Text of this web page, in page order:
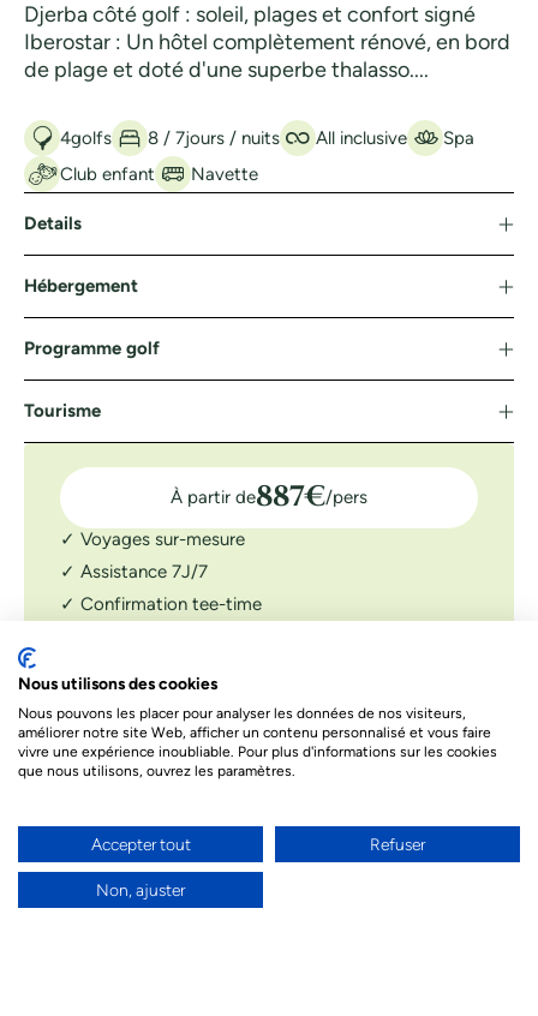
Djerba côté golf : soleil, plages et confort signé
Iberostar : Un hôtel complètement rénové, en bord
de plage et doté d'une superbe thalasso....
4golfs 8 / 7jours / nuits All inclusive
Spa
Club enfant
Navette
Details
Hébergement
Programme golf
Tourisme
À partir de887€/pers
✓ Voyages sur-mesure
✓ Assistance 7J/7
✓ Confirmation tee-time
Le prix indiqué ci-dessous est à titre informatif. Les prix
sera celui proposé par nos conseillers
Nos conseillers sont à votre écoute par téléphone
pour donner vie à votre projet de voyage et
répondre à toutes vos questions.
Nous utilisons des cookies
Nous pouvons les placer pour analyser les données de nos visiteurs,
améliorer notre site Web, afficher un contenu personnalisé et vous faire
vivre une expérience inoubliable. Pour plus d'informations sur les cookies
que nous utilisons, ouvrez les paramètres.
Accepter tout Refuser
Non, ajuster